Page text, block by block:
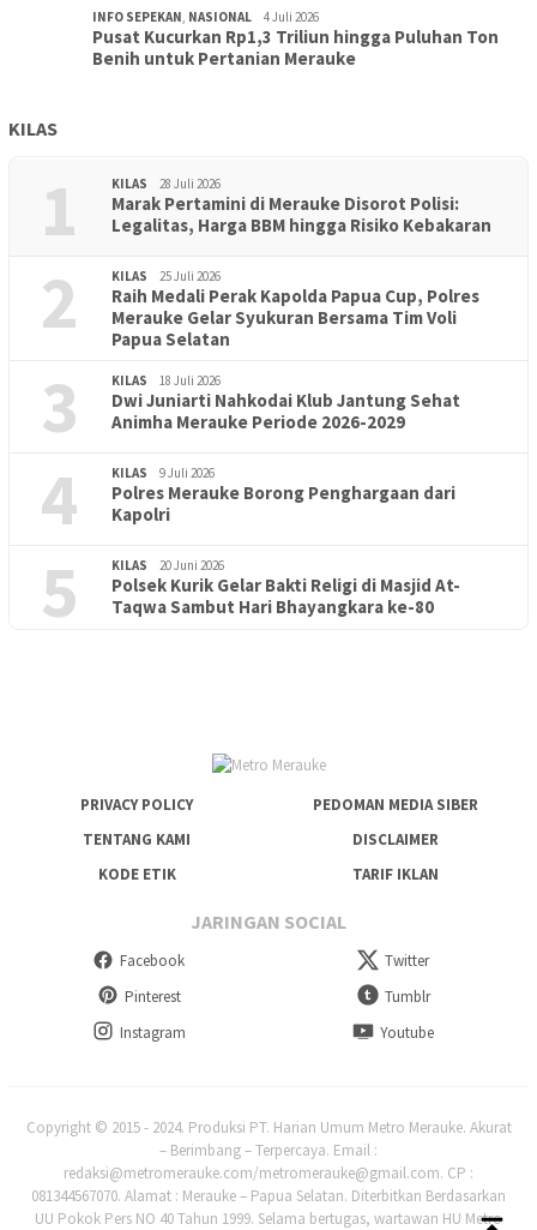
INFO SEPEKAN, NASIONAL 4 Juli 2026
Pusat Kucurkan Rp1,3 Triliun hingga Puluhan Ton
Benih untuk Pertanian Merauke
KILAS
1 KILAS 28 Juli 2026
Marak Pertamini di Merauke Disorot Polisi:
Legalitas, Harga BBM hingga Risiko Kebakaran
2 KILAS 25 Juli 2026
Raih Medali Perak Kapolda Papua Cup, Polres
Merauke Gelar Syukuran Bersama Tim Voli
Papua Selatan
3 KILAS 18 Juli 2026
Dwi Juniarti Nahkodai Klub Jantung Sehat
Animha Merauke Periode 2026-2029
4 KILAS 9 Juli 2026
Polres Merauke Borong Penghargaan dari
Kapolri
5 KILAS 20 Juni 2026
Polsek Kurik Gelar Bakti Religi di Masjid At-
Taqwa Sambut Hari Bhayangkara ke-80
PENDIDIKAN 18 Juni 2026
Lepas Puluhan Peserta Didik, TK Yapis 2 Merauke Siapkan
PRIVACY POLICY
PEDOMAN MEDIA SIBER
TENTANG KAMI
DISCLAIMER
KODE ETIK
TARIF IKLAN
JARINGAN SOCIAL
Facebook
Twitter
Pinterest
Tumblr
Instagram
Youtube
Copyright © 2015 - 2024. Produksi PT. Harian Umum Metro Merauke. Akurat
– Berimbang – Terpercaya. Email :
redaksi@metromerauke.com/metromerauke@gmail.com. CP :
081344567070. Alamat : Merauke – Papua Selatan. Diterbitkan Berdasarkan
UU Pokok Pers NO 40 Tahun 1999. Selama bertugas, wartawan HU Metro